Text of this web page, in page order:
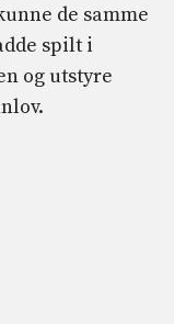
de samme
spilt i
og utstyre